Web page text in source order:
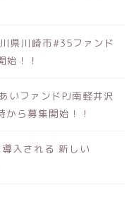
県川崎市#35ファンド
！！
いファンドPJ南軽井沢
ら募集開始！！
入される 新しい